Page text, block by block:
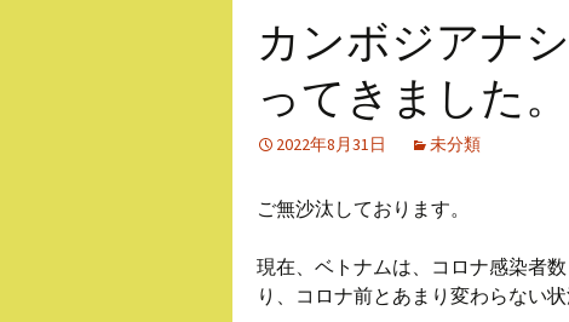
カンボジアナ
ってきました。
2022年8月31日 未分類
ご無沙汰しております。
現在、ベトナムは、コロナ感染者
り、コロナ前とあまり変わらない状